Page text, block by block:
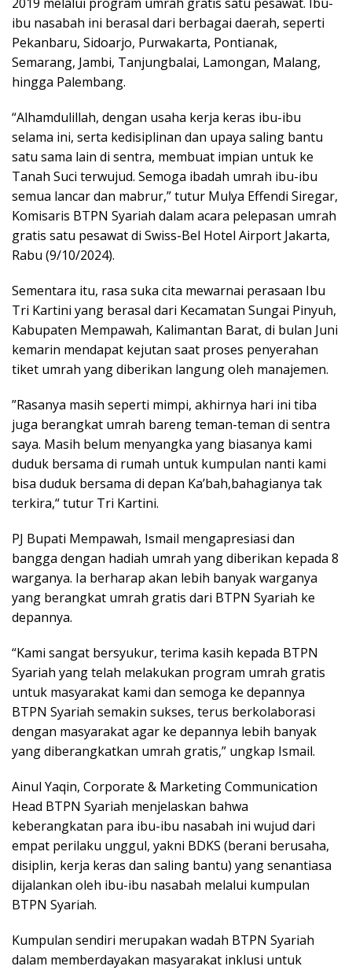
ibu nasabah ini berasal dari berbagai daerah, seperti
Pekanbaru, Sidoarjo, Purwakarta, Pontianak,
Semarang, Jambi, Tanjungbalai, Lamongan, Malang,
hingga Palembang.
“Alhamdulillah, dengan usaha kerja keras ibu-ibu
selama ini, serta kedisiplinan dan upaya saling bantu
satu sama lain di sentra, membuat impian untuk ke
Tanah Suci terwujud. Semoga ibadah umrah ibu-ibu
semua lancar dan mabrur,” tutur Mulya Effendi Siregar,
Komisaris BTPN Syariah dalam acara pelepasan umrah
gratis satu pesawat di Swiss-Bel Hotel Airport Jakarta,
Rabu (9/10/2024).
Sementara itu, rasa suka cita mewarnai perasaan Ibu
Tri Kartini yang berasal dari Kecamatan Sungai Pinyuh,
Kabupaten Mempawah, Kalimantan Barat, di bulan Juni
kemarin mendapat kejutan saat proses penyerahan
tiket umrah yang diberikan langung oleh manajemen.
”Rasanya masih seperti mimpi, akhirnya hari ini tiba
juga berangkat umrah bareng teman-teman di sentra
saya. Masih belum menyangka yang biasanya kami
duduk bersama di rumah untuk kumpulan nanti kami
bisa duduk bersama di depan Ka’bah,bahagianya tak
terkira,“ tutur Tri Kartini.
PJ Bupati Mempawah, Ismail mengapresiasi dan
bangga dengan hadiah umrah yang diberikan kepada 8
warganya. Ia berharap akan lebih banyak warganya
yang berangkat umrah gratis dari BTPN Syariah ke
depannya.
“Kami sangat bersyukur, terima kasih kepada BTPN
Syariah yang telah melakukan program umrah gratis
untuk masyarakat kami dan semoga ke depannya
BTPN Syariah semakin sukses, terus berkolaborasi
dengan masyarakat agar ke depannya lebih banyak
yang diberangkatkan umrah gratis,” ungkap Ismail.
Ainul Yaqin, Corporate & Marketing Communication
Head BTPN Syariah menjelaskan bahwa
keberangkatan para ibu-ibu nasabah ini wujud dari
empat perilaku unggul, yakni BDKS (berani berusaha,
disiplin, kerja keras dan saling bantu) yang senantiasa
dijalankan oleh ibu-ibu nasabah melalui kumpulan
BTPN Syariah.
Kumpulan sendiri merupakan wadah BTPN Syariah
dalam memberdayakan masyarakat inklusi untuk